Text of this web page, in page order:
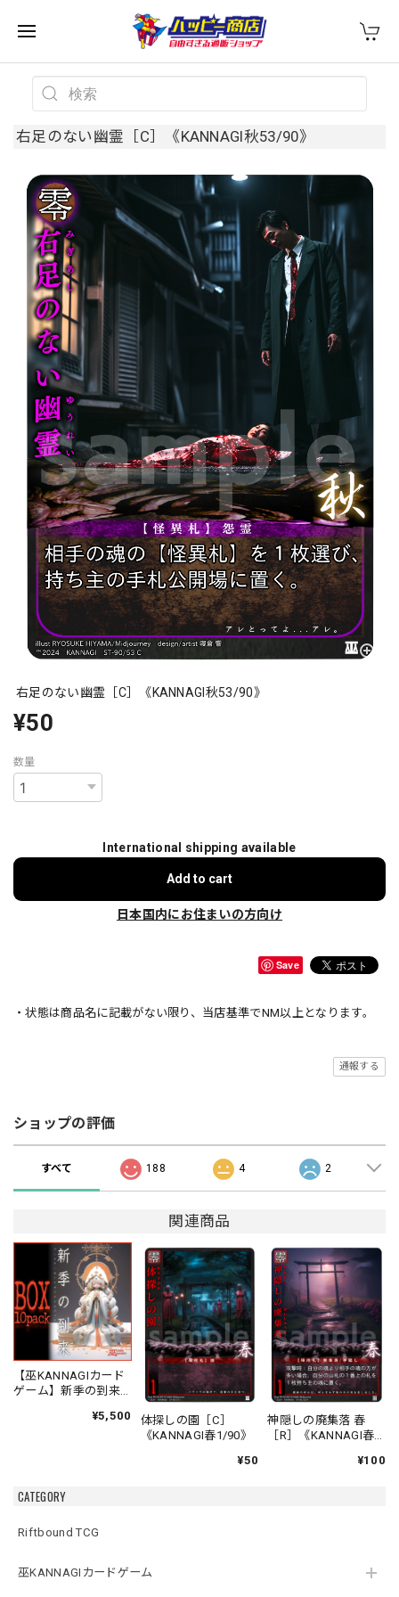
CATEGORY
Riftbound TCG
巫KANNAGIカードゲーム
右足のない幽霊［C］《KANNAGI秋53/90》
右足のない幽霊［C］《KANNAGI秋53/90》
¥50
数量
International shipping available
Add to cart
日本国内にお住まいの方向け
Save
・状態は商品名に記載がない限り、当店基準でNM以上となります。
通報する
ショップの評価
すべて 188 4 2
関連商品
【巫KANNAGIカード
ゲーム】新季の到来
¥5,500
体探しの園［C］
《KANNAGI春1/90》
¥50
神隠しの廃集落 春
［R］《KANNAGI春
¥100